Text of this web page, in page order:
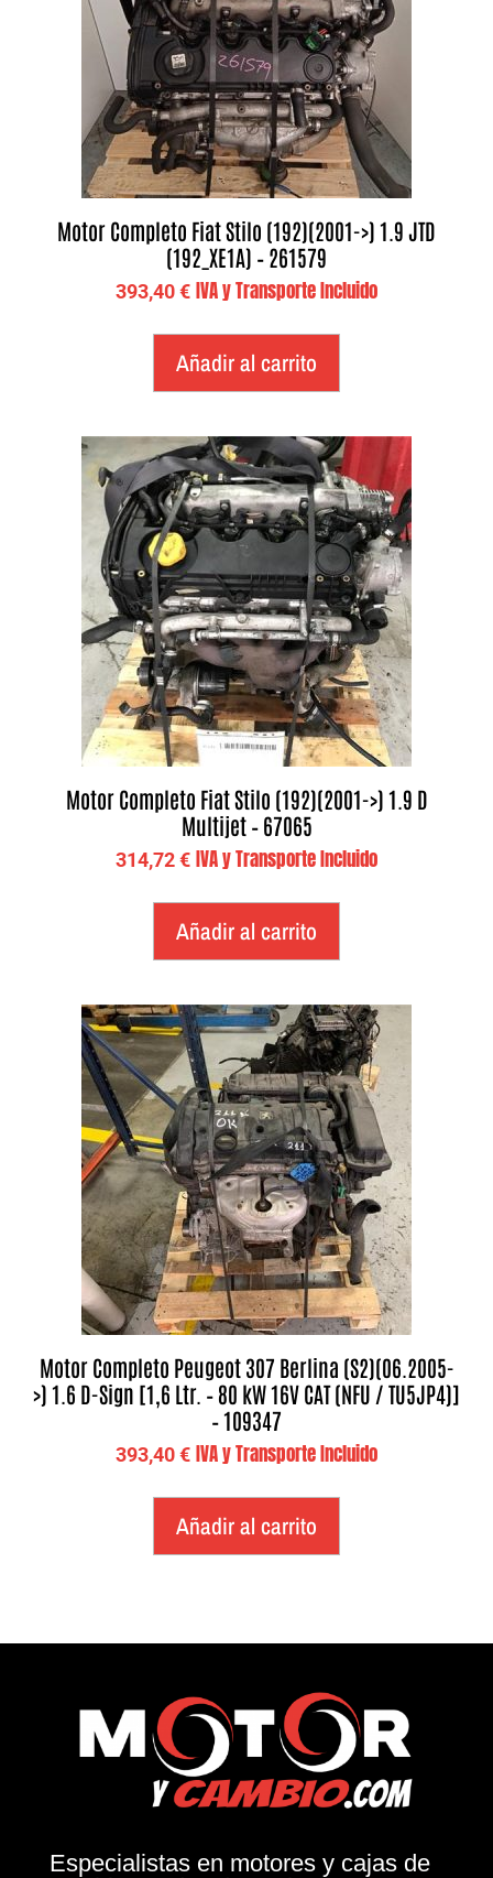
Motor Completo Fiat Stilo (192)(2001->) 1.9 JTD
(192_XE1A) – 261579
393,40€ IVA y Transporte Incluido
Añadir al carrito
Motor Completo Fiat Stilo (192)(2001->) 1.9 D
Multijet – 67065
314,72€ IVA y Transporte Incluido
Añadir al carrito
Motor Completo Peugeot 307 Berlina (S2)(06.2005-
>) 1.6 D-Sign [1,6 Ltr. – 80 kW 16V CAT (NFU / TU5JP4)]
– 109347
393,40€ IVA y Transporte Incluido
Añadir al carrito
Especialistas en motores y cajas de